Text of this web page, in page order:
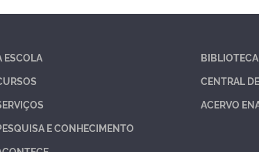
ESCOLA
E CONHECIMENTO
CENTRAL
ACERVO